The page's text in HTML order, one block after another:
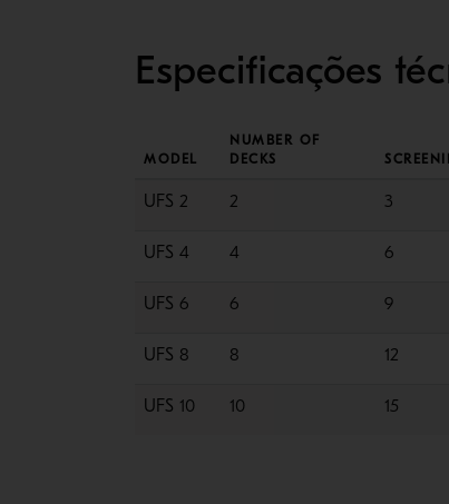
Especificações
MODEL
NUMBER OF
DECKS
UFS 2 2 3
UFS 4 4 6
UFS 6 6 9
UFS 8 8 12
UFS 10 10 15